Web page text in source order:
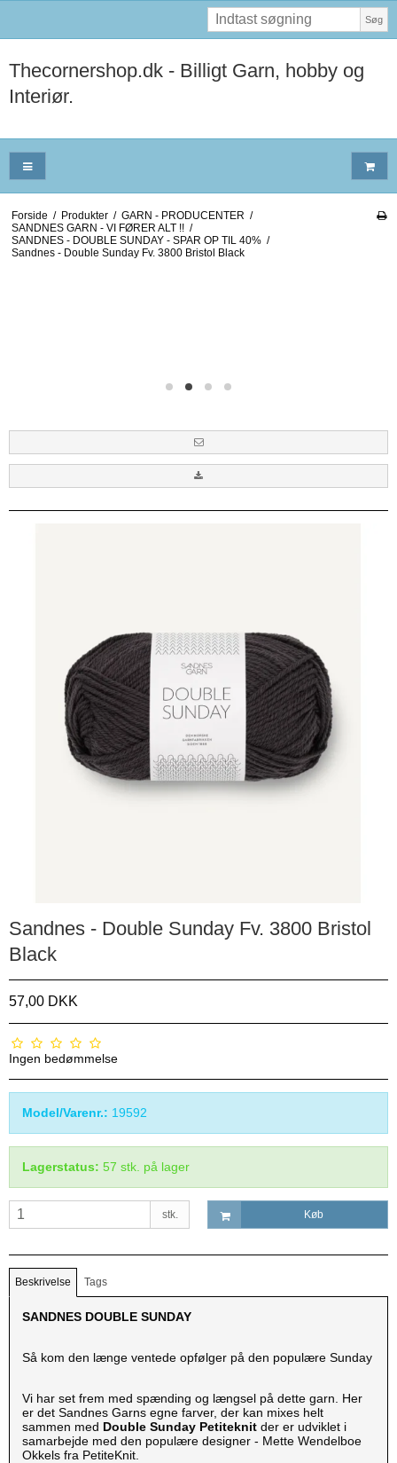
Søg
Thecornershop.dk - Billigt Garn, hobby og
Interiør.
Forside / Produkter / GARN - PRODUCENTER /
SANDNES GARN - VI FØRER ALT !! /
SANDNES - DOUBLE SUNDAY - SPAR OP TIL 40% /
Sandnes - Double Sunday Fv. 3800 Bristol Black
Sandnes - Double Sunday Fv. 3800 Bristol
Black
57,00 DKK
Ingen bedømmelse
Model/Varenr.: 19592
Lagerstatus: 57 stk. på lager
stk. Køb
Beskrivelse Tags
SANDNES DOUBLE SUNDAY
Så kom den længe ventede opfølger på den populære Sunday
Vi har set frem med spænding og længsel på dette garn. Her
er det Sandnes Garns egne farver, der kan mixes helt
sammen med Double Sunday Petiteknit der er udviklet i
samarbejde med den populære designer - Mette Wendelboe
Okkels fra PetiteKnit.